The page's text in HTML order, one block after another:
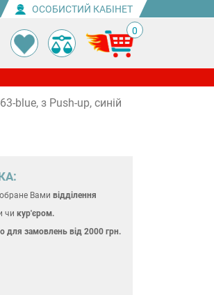
ОСОБИСТИЙ КАБІНЕТ
0
blue, з Push-up, синій
Вами відділення
чи кур'єром.
для замовленьвід 2000 грн.